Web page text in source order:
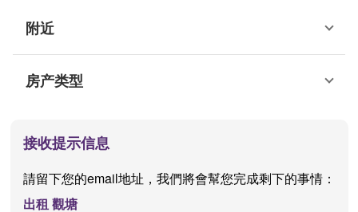
附近
房产类型
接收提示信息
請留下您的email地址，我們將會幫您完成剩下的事情：
出租 觀塘